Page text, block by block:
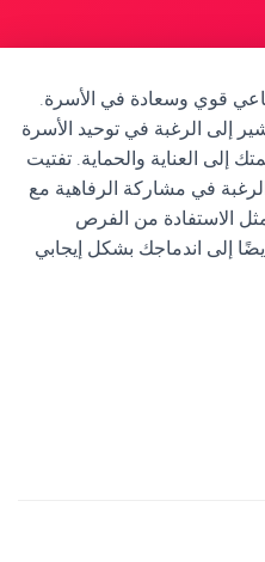
قوي وسعادة في الأسرة.
إلى الرغبة في توحيد الأسرة
إلى العناية والحماية. تفتيت
في مشاركة الرفاهية مع
الاستفادة من الفرص
إلى اندماجك بشكل إيجابي